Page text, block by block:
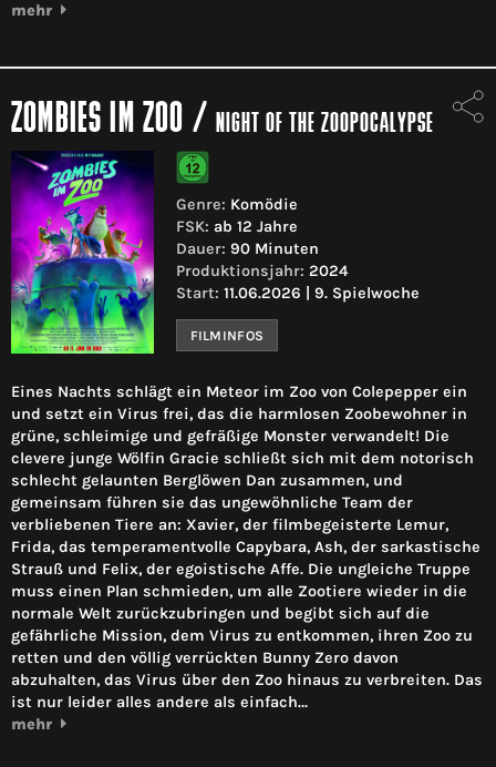
mehr
ZOMBIES IM ZOO / NIGHT OF THE ZOOPOCALYPSE
Genre: Komödie
FSK: ab 12 Jahre
Dauer: 90 Minuten
Produktionsjahr: 2024
Start: 11.06.2026 | 9. Spielwoche
FILMINFOS
Eines Nachts schlägt ein Meteor im Zoo von Colepepper ein
und setzt ein Virus frei, das die harmlosen Zoobewohner in
grüne, schleimige und gefräßige Monster verwandelt! Die
clevere junge Wölfin Gracie schließt sich mit dem notorisch
schlecht gelaunten Berglöwen Dan zusammen, und
gemeinsam führen sie das ungewöhnliche Team der
verbliebenen Tiere an: Xavier, der filmbegeisterte Lemur,
Frida, das temperamentvolle Capybara, Ash, der sarkastische
Strauß und Felix, der egoistische Affe. Die ungleiche Truppe
muss einen Plan schmieden, um alle Zootiere wieder in die
normale Welt zurückzubringen und begibt sich auf die
gefährliche Mission, dem Virus zu entkommen, ihren Zoo zu
retten und den völlig verrückten Bunny Zero davon
abzuhalten, das Virus über den Zoo hinaus zu verbreiten. Das
ist nur leider alles andere als einfach…
mehr